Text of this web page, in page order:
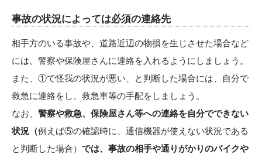
事故の状況によっては必須の連絡先
相手方のいる事故や、道路近辺の物損を生じさせた場合など
には、警察や保険屋さんに連絡を入れるようにしましょう。
また、①で怪我の状況が悪い、と判断した場合には、自分で
救急に連絡をし、救急車等の手配をしましょう。
なお、 警察や救急、保険屋さん等への連絡を自分でできない
状況（例えば⑤の確認時に、通信機器が使えない状況である
と判断した場合） では、事故の相手や通りがかりのバイクや